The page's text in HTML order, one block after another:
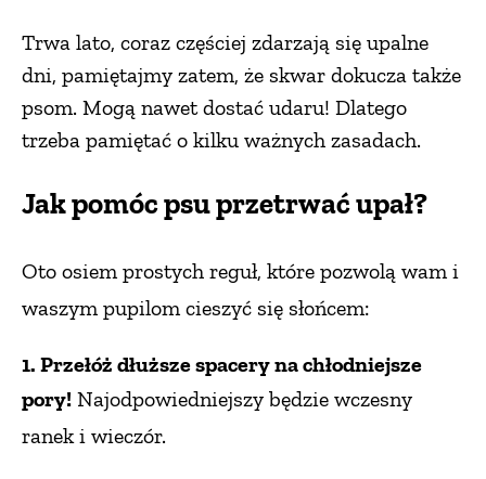
Trwa lato, coraz częściej zdarzają się upalne
dni, pamiętajmy zatem, że skwar dokucza także
psom. Mogą nawet dostać udaru! Dlatego
trzeba pamiętać o kilku ważnych zasadach.
Jak pomóc psu przetrwać upał?
Oto osiem prostych reguł, które pozwolą wam i
waszym pupilom cieszyć się słońcem:
1. Przełóż dłuższe spacery na chłodniejsze
pory! Najodpowiedniejszy będzie wczesny
ranek i wieczór.